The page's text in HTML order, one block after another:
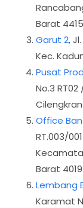
Barat
Garut 2,
Kec.
Pusat
No.3
Office
RT.003/
Barat
Lembang
Karamat